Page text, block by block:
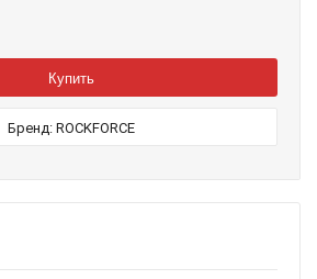
Бренд: ROCKFORCE